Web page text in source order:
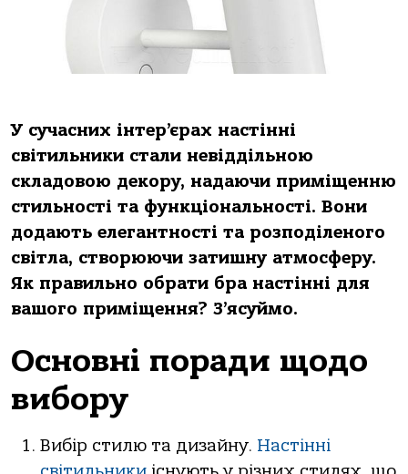
У сучасних інтер’єрах настінні
світильники стали невіддільною
складовою декору, надаючи приміщенню
стильності та функціональності. Вони
додають елегантності та розподіленого
світла, створюючи затишну атмосферу.
Як правильно обрати бра настінні для
вашого приміщення? З’ясуймо.
Основні поради щодо
вибору
Вибір стилю та дизайну. Настінні